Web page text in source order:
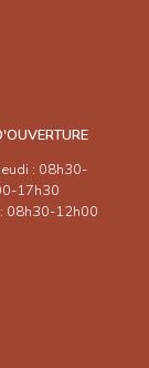
: 08h30-
17h30
08h30-12h00